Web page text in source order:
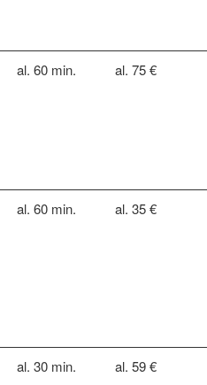
al. 60 min. al. 75 €
al. 60 min. al. 35 €
al. 30 min. al. 59 €